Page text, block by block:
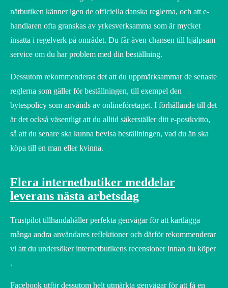
nätbutiken känner igen de officiella danska reglerna, och att e-
handlaren ofta granskas av yrkesverksamma som är mycket
insatta i regelverk på området. Du får även chansen till hjälpsam
service om du har problem med din beställning.
Dessutom rekommenderas det att du uppmärksammar de senaste
reglerna som gäller för beställningen, till exempel den
bytespolicy som används av onlineföretaget. I förhållande till det
är det också väsentligt att du alltid säkerställer ditt e-postkvitto,
så att du senare ska kunna bevisa beställningen, vad du än ska
köpa till en man eller kvinna.
Flera internetbutiker meddelar
leverans nästa arbetsdag
Trustpilot tillhandahåller perfekta genvägar för att kartlägga
många andra användares reflektioner och därför rekommenderar
vi att du undersöker internetbutikens recensioner innan du köper
.
Facebook utför dessutom helt utmärkta genvägar för att få en